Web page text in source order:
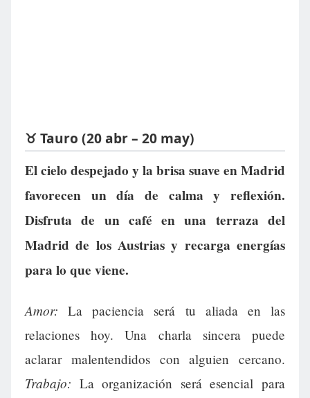
♉ Tauro (20 abr – 20 may)
El cielo despejado y la brisa suave en Madrid
favorecen un día de calma y reflexión.
Disfruta de un café en una terraza del
Madrid de los Austrias y recarga energías
para lo que viene.
Amor: La paciencia será tu aliada en las
relaciones hoy. Una charla sincera puede
aclarar malentendidos con alguien cercano.
Trabajo: La organización será esencial para